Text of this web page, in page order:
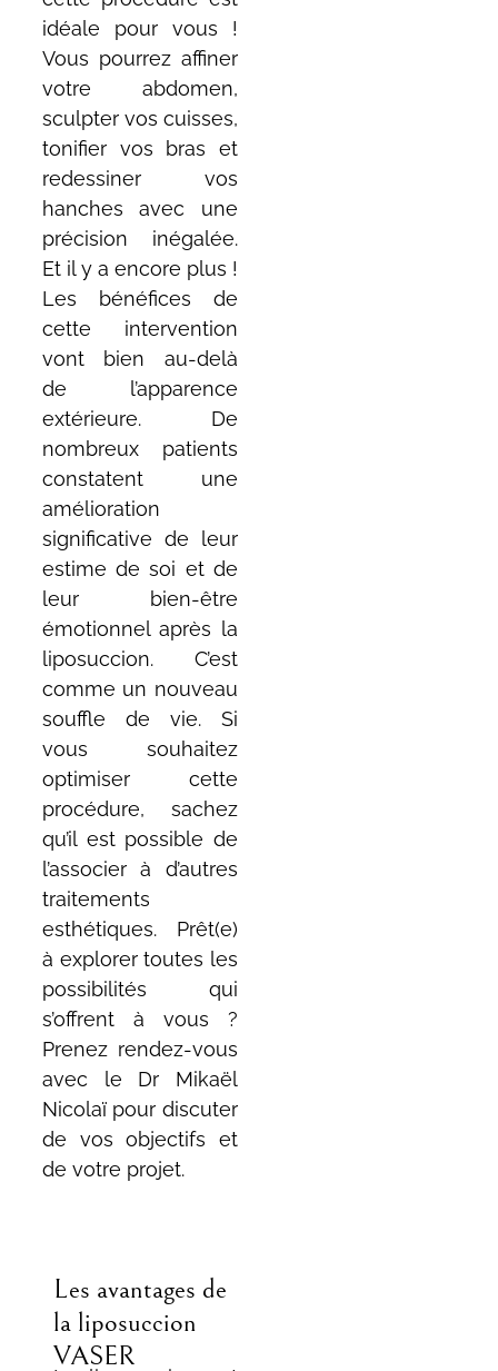
idéale pour vous !
Vous pourrez affiner
votre abdomen,
sculpter vos cuisses,
tonifier vos bras et
redessiner vos
hanches avec une
précision inégalée.
Et il y a encore plus !
Les bénéfices de
cette intervention
vont bien au-delà
de l’apparence
extérieure. De
nombreux patients
constatent une
amélioration
significative de leur
estime de soi et de
leur bien-être
émotionnel après la
liposuccion. C’est
comme un nouveau
souffle de vie. Si
vous souhaitez
optimiser cette
procédure, sachez
qu’il est possible de
l’associer à d’autres
traitements
esthétiques. Prêt(e)
à explorer toutes les
possibilités qui
s’offrent à vous ?
Prenez rendez-vous
avec le Dr Mikaël
Nicolaï pour discuter
de vos objectifs et
de votre projet.
Les avantages de
la liposuccion
VASER